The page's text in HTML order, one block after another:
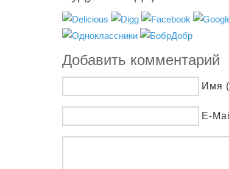
Добавить комментарий
Имя
E-